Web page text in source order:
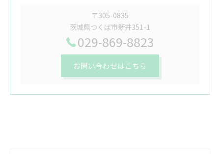
〒305-0835
茨城県つくば市新井351-1
029-869-8823
お問い合わせはこちら